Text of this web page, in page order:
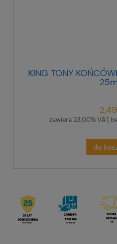
KING TONY
zawiera 23,00% VAT,
do